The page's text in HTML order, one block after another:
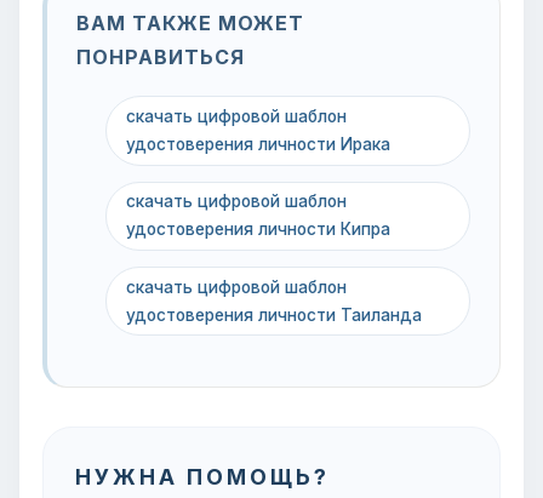
ВАМ ТАКЖЕ МОЖЕТ
ПОНРАВИТЬСЯ
скачать цифровой шаблон
удостоверения личности Ирака
скачать цифровой шаблон
удостоверения личности Кипра
скачать цифровой шаблон
удостоверения личности Таиланда
НУЖНА ПОМОЩЬ?